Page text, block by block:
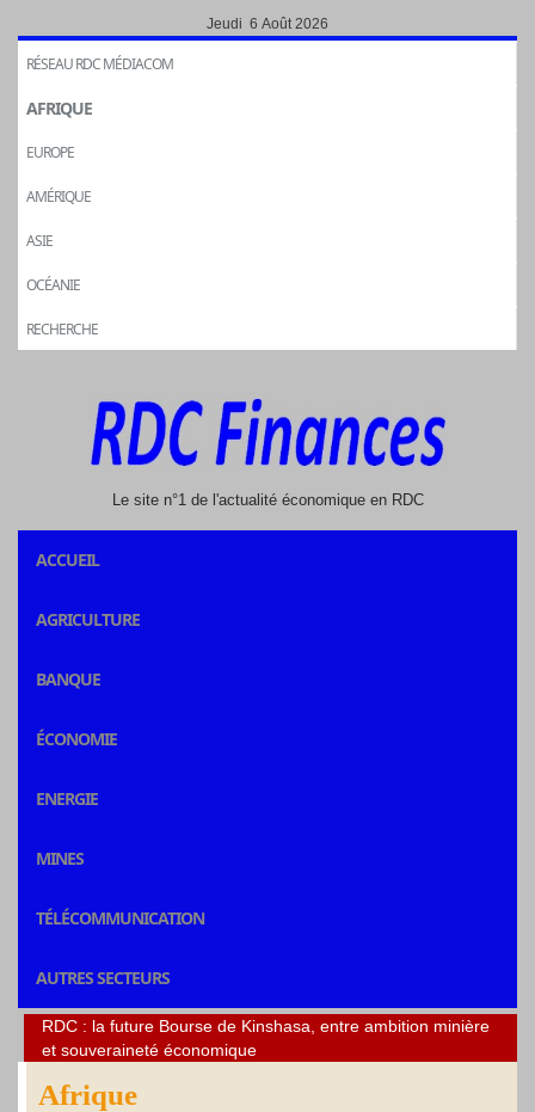
Jeudi 6 Août 2026
RÉSEAU RDC MÉDIACOM
AFRIQUE
EUROPE
AMÉRIQUE
ASIE
OCÉANIE
RECHERCHE
Le site n°1 de l'actualité économique en RDC
ACCUEIL
AGRICULTURE
BANQUE
ÉCONOMIE
ENERGIE
MINES
TÉLÉCOMMUNICATION
AUTRES SECTEURS
Afrique